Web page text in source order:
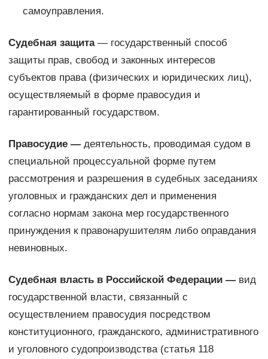
самоуправления.
Судебная защита — государственный способ
защиты прав, свобод и законных интересов
субъектов права (физических и юридических лиц),
осуществляемый в форме правосудия и
гарантированный государством.
Правосудие —деятельность, проводимая судом в
специальной процессуальной форме путем
рассмотрения и разрешения в судебных заседаниях
уголовных и гражданских дел и применения
согласно нормам закона мер государственного
принуждения к правонарушителям либо оправдания
невиновных.
Судебная власть в Российской Федерации —вид
государственной власти, связанный с
осуществлением правосудия посредством
конституционного, гражданского, административного
и уголовного судопроизводства (статья 118